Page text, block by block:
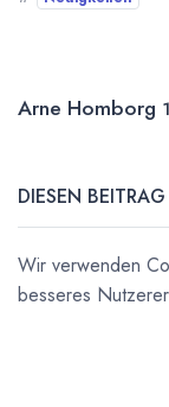
Arne Homborg
DIESEN
Wir verwenden
besseres